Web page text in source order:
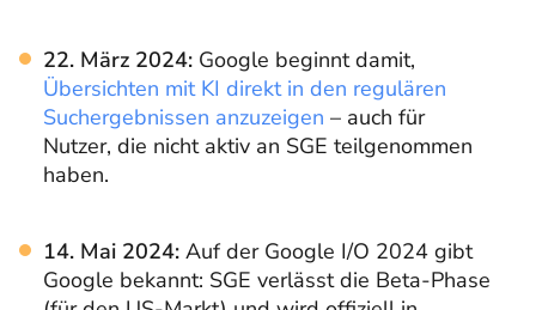
22. März 2024: Google beginnt damit,
Übersichten mit KI direkt in den regulären
Suchergebnissen anzuzeigen – auch für
Nutzer, die nicht aktiv an SGE teilgenommen
haben.
14. Mai 2024: Auf der Google I/O 2024 gibt
Google bekannt: SGE verlässt die Beta-Phase